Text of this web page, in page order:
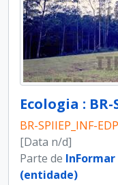
BR-SPIIEP_INF-
[Data n/d]
Parte de InFormar
(entidade)